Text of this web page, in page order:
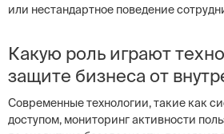
или нестандартное поведение
Какую роль играют
защите бизнеса от
Современные технологии, такие как
доступом, мониторинг активности